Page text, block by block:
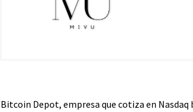
Bitcoin Depot, empresa que cotiza en